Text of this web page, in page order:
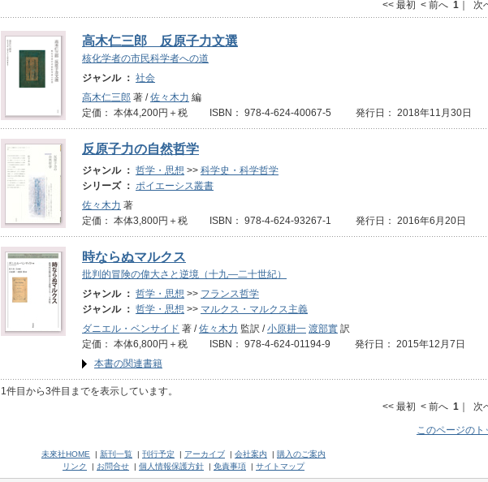
<< 最初 < 前へ 1 ｜
高木仁三郎 反原子力文選
核化学者の市民科学者への道
ジャンル ： 社会
高木仁三郎 著 /佐々木力 編
定価： 本体4,200円＋税 ISBN： 978-4-624-40067-5 発行日： 2018年11月30日
反原子力の自然哲学
ジャンル ： 哲学・思想 >> 科学史・科学哲学
シリーズ ： ポイエーシス叢書
佐々木力 著
定価： 本体3,800円＋税 ISBN： 978-4-624-93267-1 発行日： 2016年6月20日
時ならぬマルクス
批判的冒険の偉大さと逆境（十九―二十世紀）
ジャンル ： 哲学・思想 >> フランス哲学
ジャンル ： 哲学・思想 >> マルクス・マルクス主義
ダニエル・ベンサイド 著 /佐々木力 監訳 /小原耕一 渡部實 訳
定価： 本体6,800円＋税 ISBN： 978-4-624-01194-9 発行日： 2015年12月7日
本書の関連書籍
1件目から3件目までを表示しています。
<< 最初 < 前へ 1 ｜
このページのト
未來社HOME | 新刊一覧 | 刊行予定 | アーカイブ | 会社案内 | 購入のご案内
リンク
| お問合せ | 個人情報保護方針 | 免責事項 | サイトマップ